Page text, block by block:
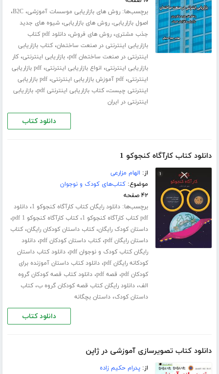
برچسب‌ها:روش های بازاریابی موسسات آموزشی،B2C،
اصول بازاریابی، روش های بازاریابی،شیوه های جدید
جذب مشتری،روش های فروش،
دانلود pdf کتاب
بازاریابی اینترنتی در صنعت ساختمان،کتاب بازاریابی
اینترنتی در صنعت ساختمان pdf
،بازاریابی اینترنتی،کار
بازاریابی اینترنتی، انواع بازاریابی اینترنتی،
pdf بازاریابی
اینترنتی،pdf آموزش بازاریابی اینترنتی ،
pdf بازاریابی
اینترنتی چیست،کتاب بازاریابی اینترنتی pdf ،بازاریابی
اینترنتی در ایران
دانلود کتاب
دانلود کتاب کارآگاه کنجوکو 1
از: الهام مزارعی
موضوع:کتاب‌های کودک و نوجوان
۴۲ صفحه
برچسب‌ها:دانلود رایگان کتاب کارآگاه کنجوکو 1 ،دانلود
pdf کتاب کارآگاه کنجوکو 1
،کتاب کارآگاه کنجوکو 1 pdf ،
داستان کودک رایگان،کتاب داستان کودکان رایگان،کتاب
داستان رایگان pdf
،کتاب داستان کودکان pdf ،دانلود
رایگان کتاب کودک و نوجوان pdf
،دانلود کتاب داستان
کودکانه رایگان pdf
،دانلود کتاب داستان آموزنده برای
کودکان pdf
، قصه pdf ،دانلود کتاب قصه کودکان گروه
الف،دانلود رایگان کتاب قصه کودکان گروه ب،کتاب
داستان کودک،داستان بچگانه
دانلود کتاب
دانلود کتاب تصویرسازی آموزشی در ژاپن
از:پدرام حکیم زاده